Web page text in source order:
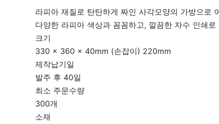
라피아 재질로 탄탄하게 짜인 사각모양의 가방으로
다양한 라피아 색상과 꼼꼼하고, 깔끔한 자수 인쇄
크기
330 × 360 × 40mm (손잡이) 220mm
제작납기일
발주 후 40일
최소 주문수량
300개
소재